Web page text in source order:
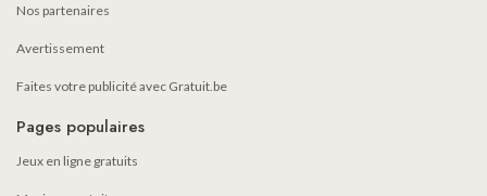
Nos partenaires
Avertissement
Faites votre publicité avec Gratuit.be
Pages populaires
Jeux en ligne gratuits